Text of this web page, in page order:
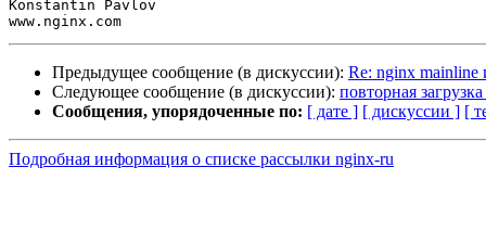
Konstantin Pavlov
Предыдущее сообщение (в дискуссии): Re: nginx mainline
Следующее сообщение (в дискуссии): повторная
Сообщения, упорядоченные по: [ дате ] [ дискуссии ] [
Подробная информация о списке рассылки nginx-ru